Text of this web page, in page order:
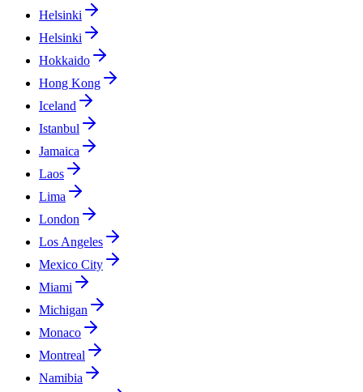
Helsinki
Helsinki
Hokkaido
Hong Kong
Iceland
Istanbul
Jamaica
Laos
Lima
London
Los Angeles
Mexico City
Miami
Michigan
Monaco
Montreal
Namibia